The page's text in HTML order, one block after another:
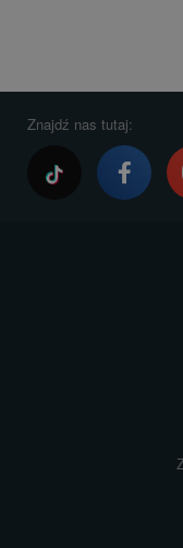
Znajdź nas tutaj: